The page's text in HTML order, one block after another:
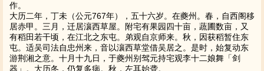
作。
大历二年，丁未（公元767年），五十六岁。在夔州。春，自西阁移
居赤甲。三月，迁居瀼西草屋。附宅有果园四十亩，蔬圃数亩，又
有稻田若干顷，在江北之东屯。弟观自京师来。秋，因获稻暂住东
屯。适吴司法自忠州来，音以瀼西草堂借吴居之。是时，始复动东
游荆湘之意。十月十九日，于夔州别驾元持宅观李十二娘舞「剑
器」。大历冬，仍复多病。秋，左耳始聋。